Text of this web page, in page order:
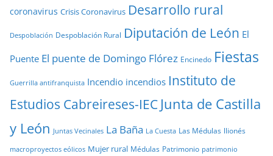
coronavirus Crisis Coronavirus Desarrollo rural
Despoblación Despoblación Rural Diputación de León El
Puente El puente de Domingo Flórez Encinedo Fiestas
Guerrilla antifranquista Incendio incendios Instituto de
Estudios Cabreireses-IEC Junta de Castilla
y León Juntas Vecinales La Baña La Cuesta Las Médulas llionés
macroproyectos eólicos Mujer rural Médulas Patrimonio patrimonio